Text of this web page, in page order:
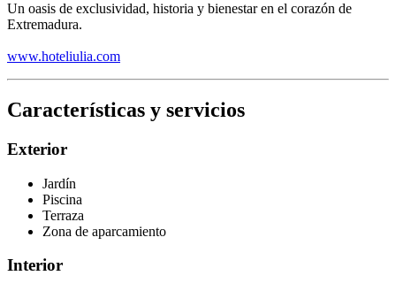
Un oasis de exclusividad, historia y bienestar en el corazón de
Extremadura.
www.hoteliulia.com
Características y servicios
Exterior
Jardín
Piscina
Terraza
Zona de aparcamiento
Interior